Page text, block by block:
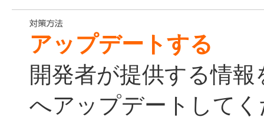
アップデートする
開発者が提供する情
へアップデートして